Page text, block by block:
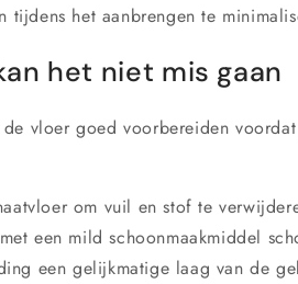
tijdens het aanbrengen te
het niet mis gaan
vloer goed voorbereiden
om vuil en stof te
een mild schoonmaakmiddel
een gelijkmatige laag van de